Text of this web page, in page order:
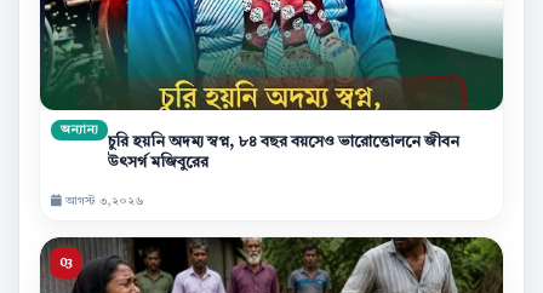
অন্যান্য
চুরি হয়নি অদম্য স্বপ্ন, ৮৪ বছর বয়সেও ভারোত্তোলনে জীবন
উৎসর্গ মজিবুরের
আগস্ট ৩,২০২৬